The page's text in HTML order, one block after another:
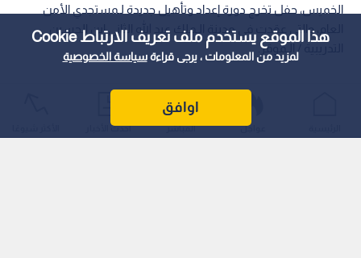
هذا الموقع يستخدم ملف تعريف الارتباط Cookie
لمزيد من المعلومات ، يرجى قراءةسياسة الخصوصية
اوافق
الخميس، حفل تخرج دورة إعداد وتأهيل جديدة لـمستجدي الأمن
العام، والتي عقدت في مدينة الـملك عبد الله الثاني ابن الحسين
التدريبية / الـموقر.
عواجل المباشر أحدث الأخبار